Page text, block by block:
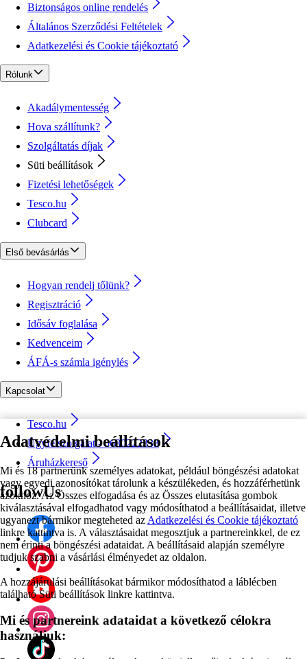
Adatvédelmi beállítások
Mi és 18 partnerünk személyes adatokat, például böngészési adatokat
vagy egyedi azonosítókat tárolunk a készülékeden, és hozzáférhetünk
azokhoz. Az Összes elfogadása és az Összes elutasítása gombok
kiválasztásával elfogadhatod vagy módosíthatod a beállításaidat, illetve
ugyanezt bármikor megteheted az Adatkezelési és Cookie tájékoztató
linkre kattintva is. A választásaidat megosztjuk a partnereinkkel, de ez
nem érinti a böngészési adataidat. A beállításaid alapján személyre
tudjuk szabni a vásárlási élményedet az oldalon.
A hozzájárulási beállításokat bármikor módosíthatod a láblécben
található Süti beállítások linkre kattintva.
Mi és partnereink adataidat a következő célokra
használjuk:
Biztonságos online rendelés
Általános Szerződési Feltételek
Adatkezelési és Cookie tájékoztató
Rólunk
Akadálymentesség
Hova szállítunk?
Szolgáltatás díjak
Süti beállítások
Fizetési lehetőségek
Tesco.hu
Clubcard
Első bevásárlás
Hogyan rendelj tőlünk?
Regisztráció
Idősáv foglalása
Kedvenceim
ÁFÁ-s számla igénylés
Kapcsolat
Tesco.hu
Ügyfélszolgálat - 0680222333
Áruházkereső
followUs